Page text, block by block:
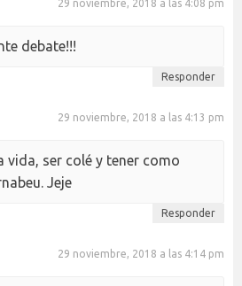
29 noviembre, 2018 a las 4:08 pm
debate!!!
Responder
29 noviembre, 2018 a las 4:13 pm
vida, ser colé y tener como
Jeje
Responder
29 noviembre, 2018 a las 4:14 pm